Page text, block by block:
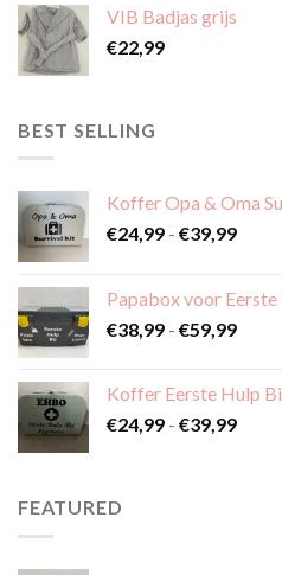
VIB Badjas grijs
€22,99
BEST SELLING
Koffer Opa & Oma
€24,99 - €39,99
Papabox voor
€38,99 - €59,99
Koffer Eerste Hulp
€24,99 - €39,99
FEATURED